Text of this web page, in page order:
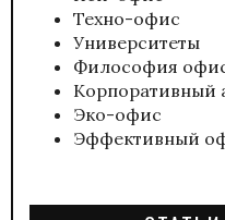
Техно-офис
Университеты
Философия
Корпоративный
Эко-офис
Эффективный